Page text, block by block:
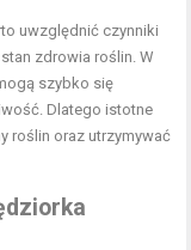
uwzględnić czynniki
zdrowia roślin. W
szybko się
Dlatego istotne
roślin oraz utrzymywać